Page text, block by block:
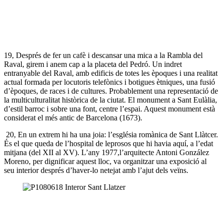
19, Després de fer un cafè i descansar una mica a la Rambla del
Raval, girem i anem cap a la placeta del Pedró. Un indret
entranyable del Raval, amb edificis de totes les èpoques i una realitat
actual formada per locutoris telefònics i botigues ètniques, una fusió
d’èpoques, de races i de cultures. Probablement una representació de
la multiculturalitat històrica de la ciutat. El monument a Sant Eulàlia,
d’estil barroc i sobre una font, centre l’espai. Aquest monument està
considerat el més antic de Barcelona (1673).
20, En un extrem hi ha una joia: l’església romànica de Sant Llàtcer.
És el que queda de l’hospital de leprosos que hi havia aquí, a l’edat
mitjana (del XII al XV). L’any 1977,l’arquitecte Antoni González
Moreno, per dignificar aquest lloc, va organitzar una exposició al
seu interior després d’haver-lo netejat amb l’ajut dels veïns.